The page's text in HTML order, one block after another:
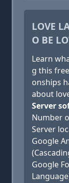
LOVE
O BE
Learn
g this
onships
about
Server
Number
Server
Google
Google